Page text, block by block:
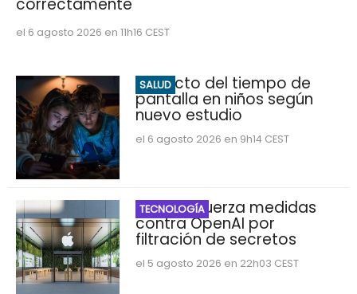
correctamente
el 6 agosto 2026 en 11h16 CEST
SALUD
Impacto del tiempo de
pantalla en niños según
nuevo estudio
el 6 agosto 2026 en 9h14 CEST
TECNOLOGÍA
Apple refuerza medidas
contra OpenAI por
filtración de secretos
el 5 agosto 2026 en 22h03 CEST